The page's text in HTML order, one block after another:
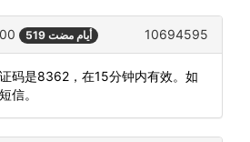
519 أيام مضت 10694595
证码是8362，在15分钟内有效。如
信。